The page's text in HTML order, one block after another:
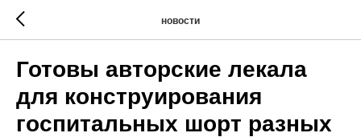
новости
Готовы авторские лекала
для конструирования
госпитальных шорт разных